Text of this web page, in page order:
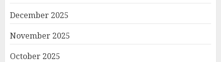
December 2025
November 2025
October 2025